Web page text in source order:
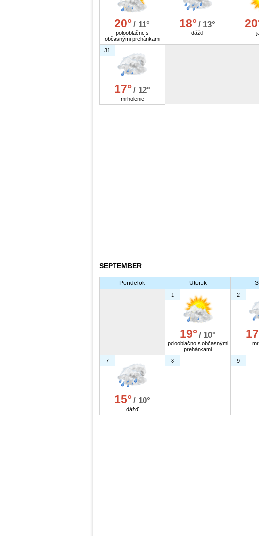
20°/ 11°
polooblačno s
občasnými prehánkami
18°/ 13°
dážď
31
17°/ 12°
mrholenie
SEPTEMBER
Pondelok Utorok
1
19°/ 10°
polooblačno s občasnými
prehánkami
2
7
15°/ 10°
dážď
8 9